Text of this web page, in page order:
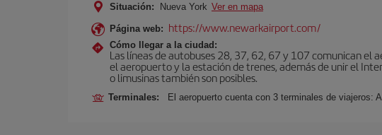
Situación: Nueva York Ver en mapa
Página web: https://www.newarkairport.com/
Cómo llegar a la ciudad:
Las líneas de autobuses 28, 37, 62, 67 y 107 comunican el
el aeropuerto y la estación de trenes, además de unir el
o limusinas también son posibles.
Terminales: El aeropuerto cuenta con 3 terminales de viajeros: